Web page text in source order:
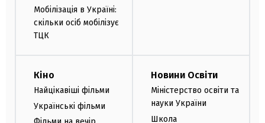
Мобілізація в Україні:
скільки осіб мобілізує
ТЦК
Кіно
Найцікавіші фільми
Українські фільми
Новини Освіти
Міністерство освіти та
науки України
Школа